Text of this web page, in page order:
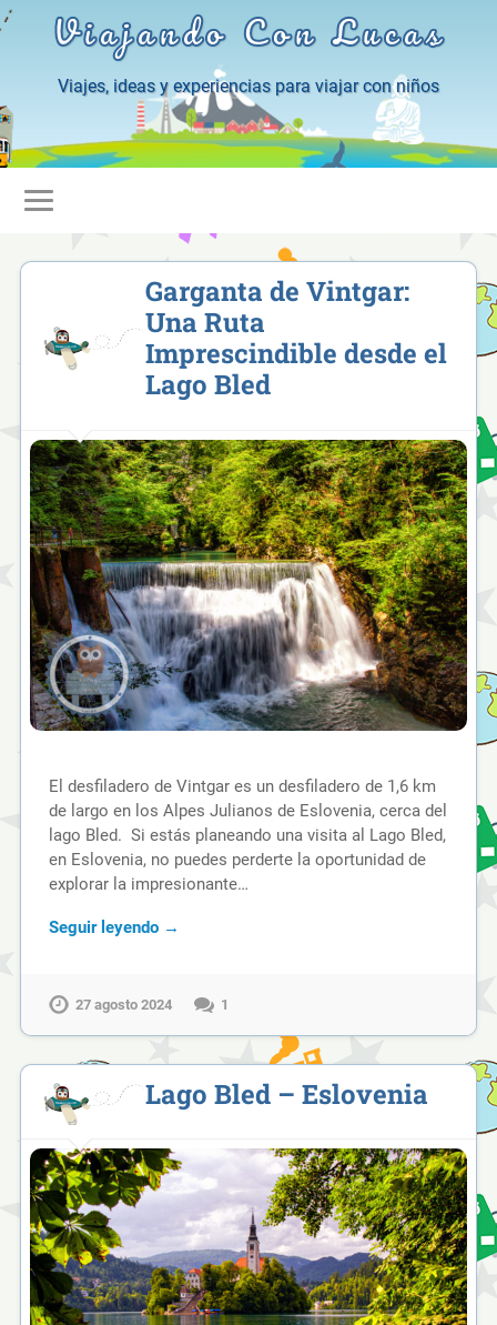
Viajando Con Lucas
Viajes, ideas y experiencias para viajar con niños
Garganta de Vintgar:
Una Ruta
Imprescindible desde el
Lago Bled
El desfiladero de Vintgar es un desfiladero de 1,6 km
de largo en los Alpes Julianos de Eslovenia, cerca del
lago Bled. Si estás planeando una visita al Lago Bled,
en Eslovenia, no puedes perderte la oportunidad de
explorar la impresionante…
Seguir leyendo →
27 agosto 2024 1
Lago Bled – Eslovenia